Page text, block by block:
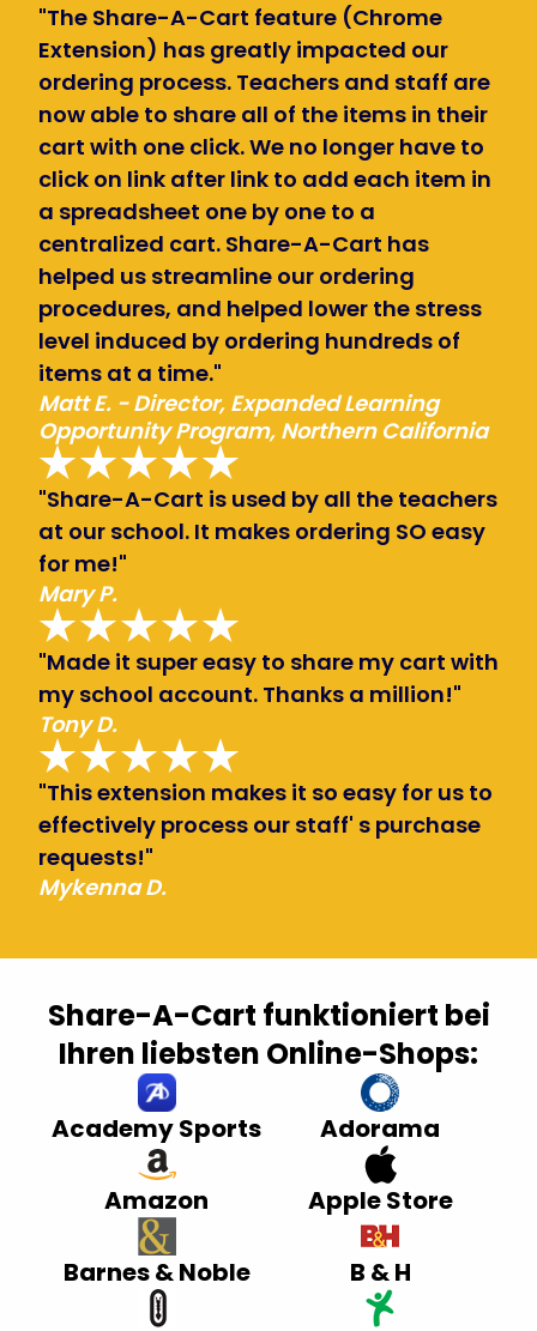
"The Share-A-Cart feature (Chrome
Extension) has greatly impacted our
ordering process. Teachers and staff are
now able to share all of the items in their
cart with one click. We no longer have to
click on link after link to add each item in
a spreadsheet one by one to a
centralized cart. Share-A-Cart has
helped us streamline our ordering
procedures, and helped lower the stress
level induced by ordering hundreds of
items at a time."
Matt E. - Director, Expanded Learning
Opportunity Program, Northern California
"Share-A-Cart is used by all the teachers
at our school. It makes ordering SO easy
for me!"
Mary P.
"Made it super easy to share my cart with
my school account. Thanks a million!"
Tony D.
"This extension makes it so easy for us to
effectively process our staff' s purchase
requests!"
Mykenna D.
Share-A-Cart funktioniert bei
Ihren liebsten Online-Shops:
Academy Sports Adorama
Amazon Apple Store
Barnes & Noble B & H